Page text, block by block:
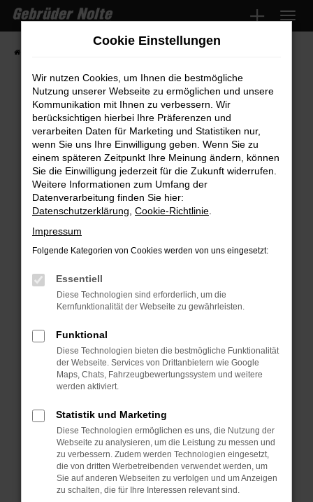
Zum
Hauptinhalt
springen
Fehler: Network Error
Beim Laden ist ein Fehler aufgetreten.
Hier sind ein paar Tipps, die dir helfen können:
Überprüfe deine Firewall und deine
Internetverbindung.
Manche Erweiterungen, wie Werbeblocker,
können das Laden bestimmter Seiten
verhindern. Funktioniert die Seite in einem
anderen Browser oder in einem privaten
Fenster?
Starte dein Gerät neu.
Das kann manchmal helfen,
Stelle sicher, dass dein Browser und dein
Betriebssystem auf dem neuesten Stand
sind.
Veraltete Software birgt nicht nur ein
Sicherheitsrisiko, sondern kann auch dazu
Cookie Einstellungen
Wir nutzen Cookies, um Ihnen die bestmögliche
Nutzung unserer Webseite zu ermöglichen und unsere
Kommunikation mit Ihnen zu verbessern. Wir
berücksichtigen hierbei Ihre Präferenzen und
verarbeiten Daten für Marketing und Statistiken nur,
wenn Sie uns Ihre Einwilligung geben. Wenn Sie zu
einem späteren Zeitpunkt Ihre Meinung ändern, können
Sie die Einwilligung jederzeit für die Zukunft widerrufen.
Weitere Informationen zum Umfang der
Datenverarbeitung finden Sie hier:
Datenschutzerklärung Cookie-Richtlinie
Impressum
Folgende Kategorien von Cookies werden von uns eingesetzt:
Essentiell
Diese Technologien sind erforderlich, um die
Kernfunktionalität der Webseite zu gewährleisten.
Funktional
Diese Technologien bieten die bestmögliche Funktionalität
der Webseite. Services von Drittanbietern wie Google
Maps, Chats, Fahrzeugbewertungssystem und weitere
werden aktiviert.
Statistik und Marketing
Diese Technologien ermöglichen es uns, die Nutzung der
Webseite zu analysieren, um die Leistung zu messen und
zu verbessern. Zudem werden Technologien eingesetzt,
die von dritten Werbetreibenden verwendet werden, um
Sie auf anderen Webseiten zu verfolgen und um Anzeigen
zu schalten, die für Ihre Interessen relevant sind.